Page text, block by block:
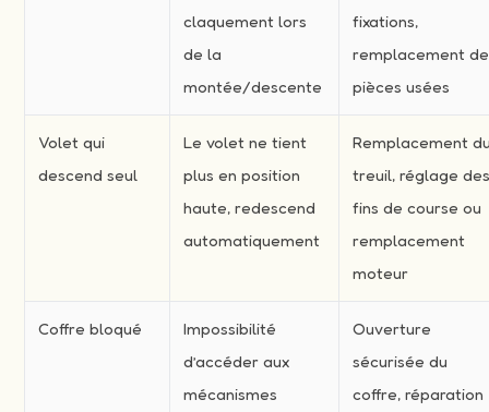
claquement lors
de la
montée/descente
fixations,
remplacement de
pièces usées
Volet qui
descend seul
Le volet ne tient
plus en position
haute, redescend
automatiquement
Remplacement
treuil, réglage
fins de course ou
remplacement
moteur
Coffre bloqué
Impossibilité
d’accéder aux
mécanismes
Ouverture
sécurisée du
coffre, réparation